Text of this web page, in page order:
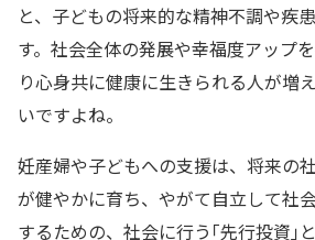
と、子どもの将来的な精神不調や疾
す。社会全体の発展や幸福度アップ
り心身共に健康に生きられる人が増
いですよね。
妊産婦や子どもへの支援は、将来の
が健やかに育ち、やがて自立して社
するための、社会に行う｢先行投資｣